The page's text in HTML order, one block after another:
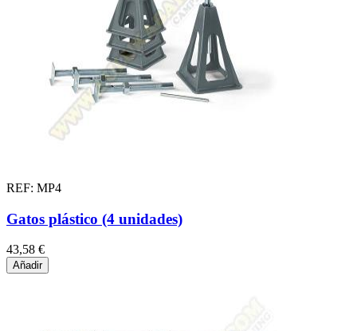
REF: MP4
Gatos plástico (4 unidades)
43,58 €
Añadir